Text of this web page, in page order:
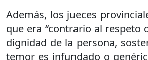
Además, los jueces
que era “contrario al respeto
dignidad de la persona,
temor es infundado o